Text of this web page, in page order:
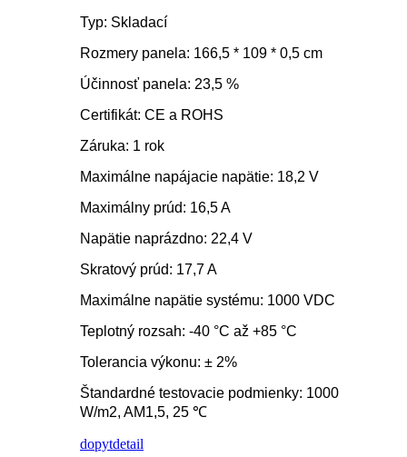
Typ: Skladací
Rozmery panela: 166,5 * 109 * 0,5 cm
Účinnosť panela: 23,5 %
Certifikát: CE a ROHS
Záruka: 1 rok
Maximálne napájacie napätie: 18,2 V
Maximálny prúd: 16,5 A
Napätie naprázdno: 22,4 V
Skratový prúd: 17,7 A
Maximálne napätie systému: 1000 VDC
Teplotný rozsah: -40 °C až +85 °C
Tolerancia výkonu: ± 2%
Štandardné testovacie podmienky: 1000
W/m2, AM1,5, 25 ℃
dopytdetail